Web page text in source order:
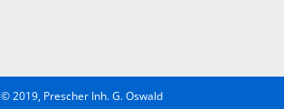
© 2019, Prescher Inh. G. Oswald